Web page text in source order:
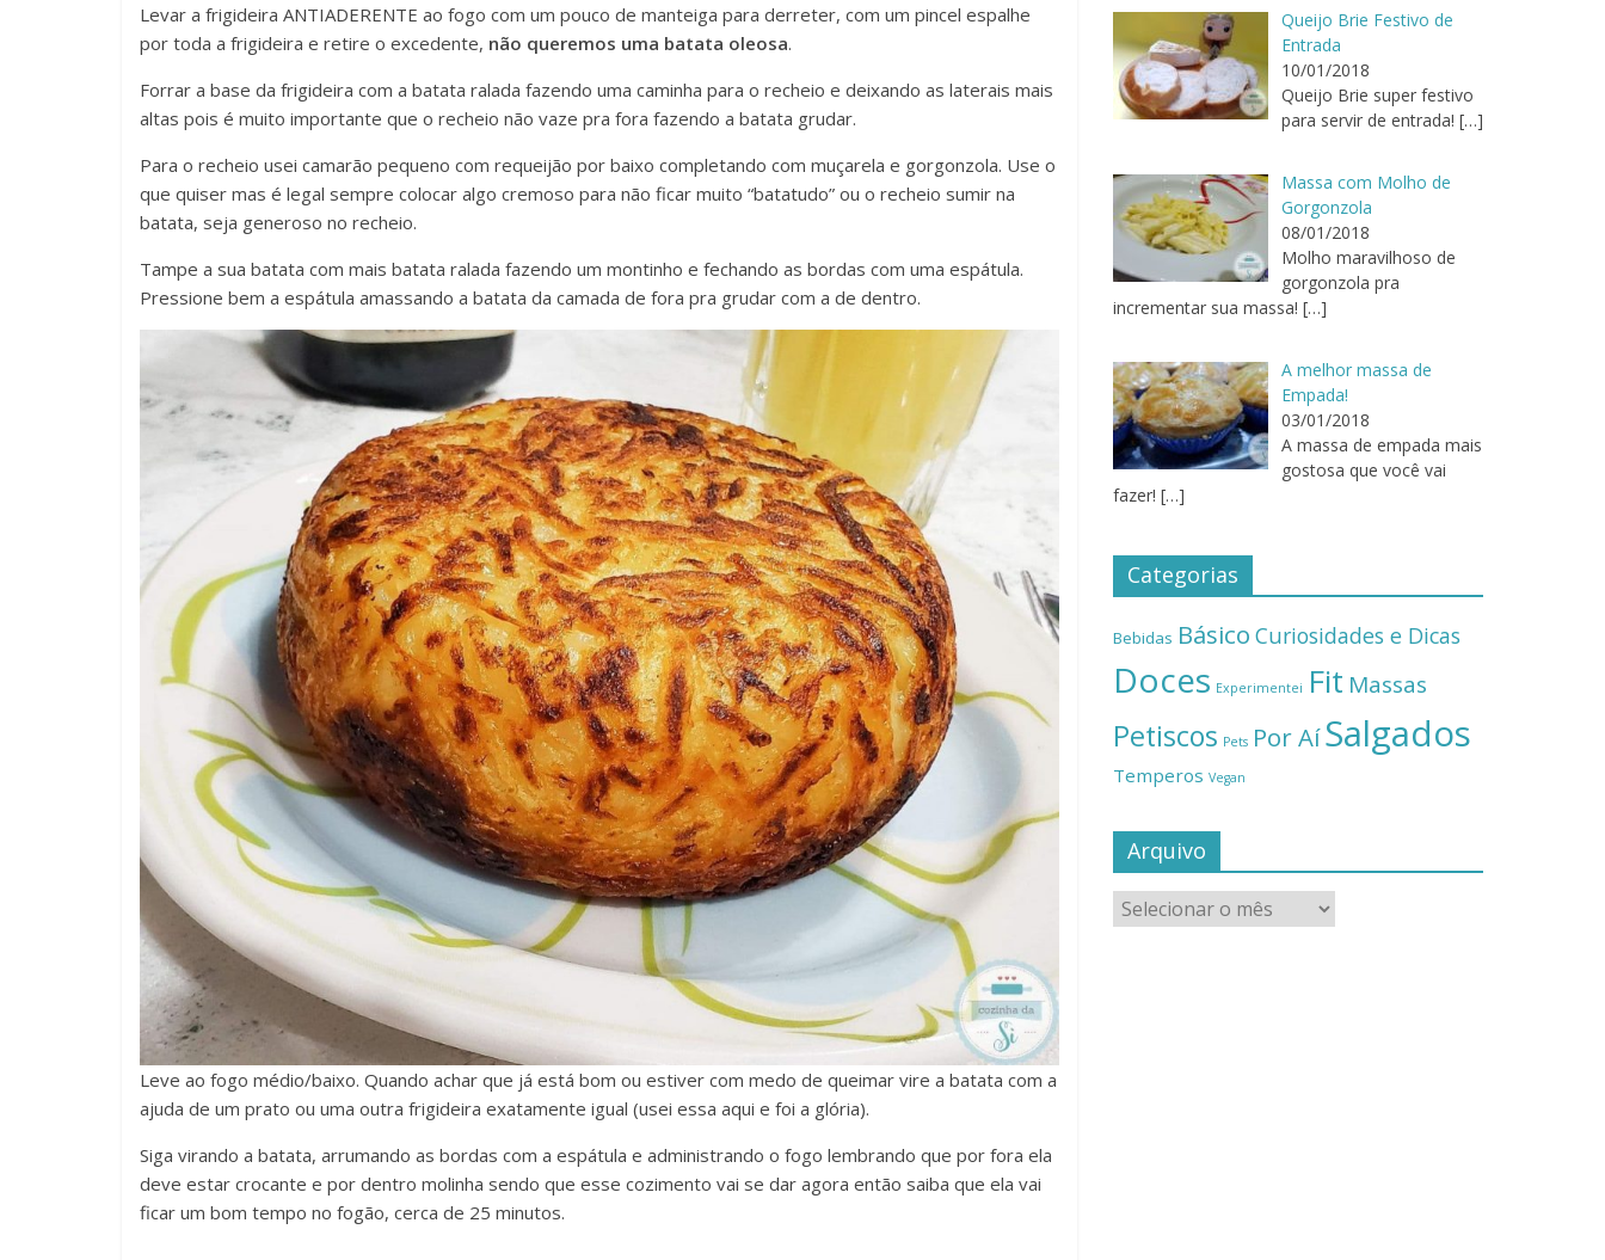
Levar a frigideira ANTIADERENTE ao fogo com um pouco de manteiga para derreter, com um pincel espalhe
por toda a frigideira e retire o excedente, não queremos uma batata oleosa.
Forrar a base da frigideira com a batata ralada fazendo uma caminha para o recheio e deixando as laterais mais
altas pois é muito importante que o recheio não vaze pra fora fazendo a batata grudar.
Para o recheio usei camarão pequeno com requeijão por baixo completando com muçarela e gorgonzola. Use o
que quiser mas é legal sempre colocar algo cremoso para não ficar muito “batatudo” ou o recheio sumir na
batata, seja generoso no recheio.
Tampe a sua batata com mais batata ralada fazendo um montinho e fechando as bordas com uma espátula.
Pressione bem a espátula amassando a batata da camada de fora pra grudar com a de dentro.
Leve ao fogo médio/baixo. Quando achar que já está bom ou estiver com medo de queimar vire a batata com a
ajuda de um prato ou uma outra frigideira exatamente igual (usei essa aqui e foi a glória).
Siga virando a batata, arrumando as bordas com a espátula e administrando o fogo lembrando que por fora ela
deve estar crocante e por dentro molinha sendo que esse cozimento vai se dar agora então saiba que ela vai
ficar um bom tempo no fogão, cerca de 25 minutos.
Queijo Brie Festivo de
Entrada
10/01/2018
Queijo Brie super festivo
para servir de entrada! […]
Massa com Molho de
Gorgonzola
08/01/2018
Molho maravilhoso de
gorgonzola pra
incrementar sua massa! […]
A melhor massa de
Empada!
03/01/2018
A massa de empada mais
gostosa que você vai
fazer! […]
Categorias
Bebidas Básico Curiosidades e Dicas
Doces Experimentei Fit Massas
Petiscos Pets Por AíSalgados
Temperos Vegan
Arquivo